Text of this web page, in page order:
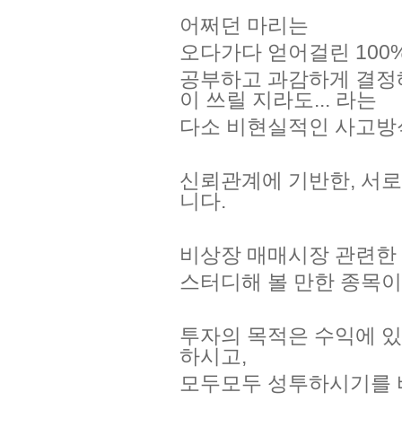
어쩌던 마리는
오다가다 얻어걸린
공부하고 과감하게 결
이 쓰릴 지라도... 라는
다소 비현실적인 사고
신뢰관계에 기반한, 서
니다.
비상장 매매시장 관련
스터디해 볼 만한 종목
투자의 목적은 수익에
하시고,
모두모두 성투하시기를